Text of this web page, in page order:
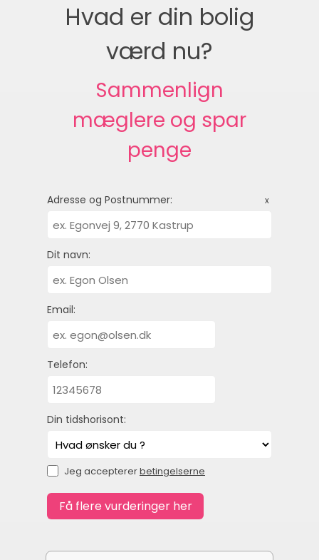
Hvad er din bolig
værd nu?
Sammenlign
mæglere og spar
penge
Adresse og Postnummer: x
Dit navn:
Email:
Telefon:
Din tidshorisont:
Jeg acceptererbetingelserne